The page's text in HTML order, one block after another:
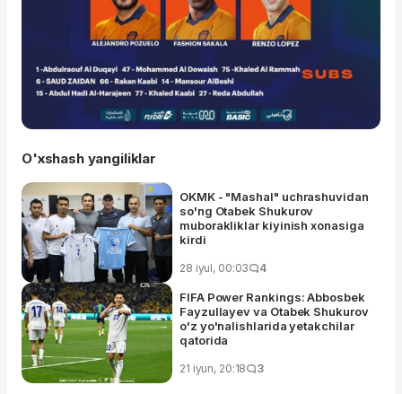
O'xshash yangiliklar
OKMK - "Mashal" uchrashuvidan
so'ng Otabek Shukurov
muborakliklar kiyinish xonasiga
kirdi
28 iyul, 00:03 4
FIFA Power Rankings: Abbosbek
Fayzullayev va Otabek Shukurov
o'z yo'nalishlarida yetakchilar
qatorida
21 iyun, 20:18 3